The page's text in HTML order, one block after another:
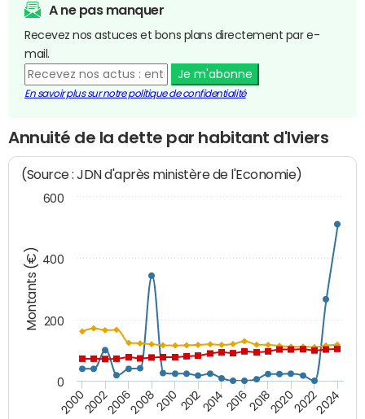
A ne pas manquer
Recevez nos astuces et bons plans directement par e-
mail.
Je m'abonne
En savoir plus sur notre politique de confidentialité
Annuité de la dette par habitant d'Iviers
Montants (€)
(Source : JDN d'après ministère de l'Economie)
20002002200620082010 2012201420162018202020222024
0
200
400
600